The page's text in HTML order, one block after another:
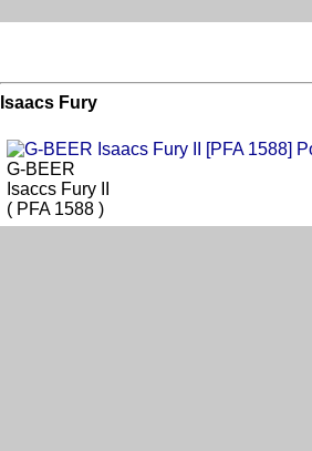
Isaacs Fury
G-BEER
Isaccs Fury II
( PFA 1588 )